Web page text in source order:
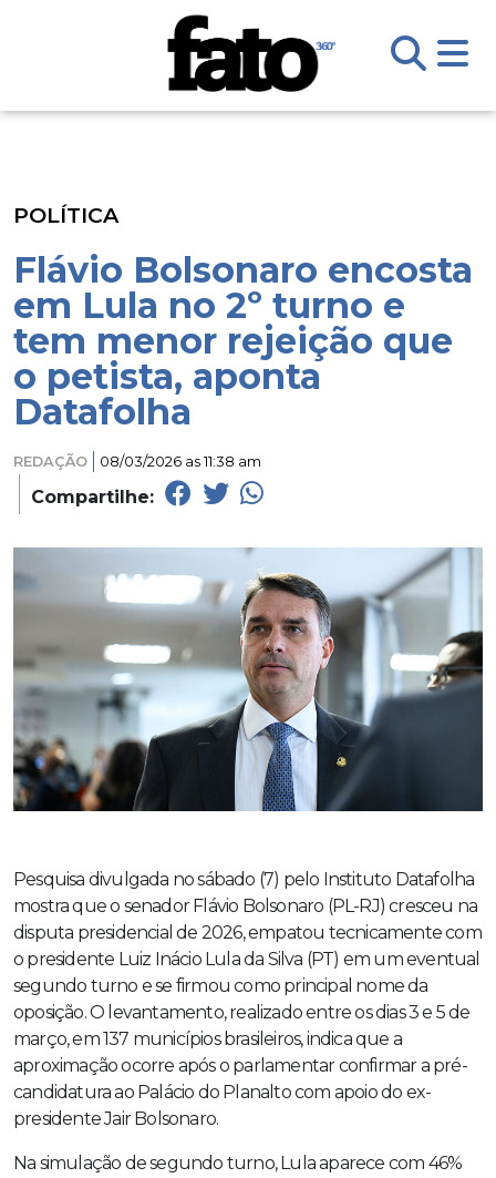
POLÍTICA
Flávio Bolsonaro encosta
em Lula no 2º turno e
tem menor rejeição que
o petista, aponta
Datafolha
REDAÇÃO 08/03/2026 as 11:38 am
Compartilhe:
Pesquisa divulgada no sábado (7) pelo Instituto Datafolha
mostra que o senador Flávio Bolsonaro (PL-RJ) cresceu na
disputa presidencial de 2026, empatou tecnicamente com
o presidente Luiz Inácio Lula da Silva (PT) em um eventual
segundo turno e se firmou como principal nome da
oposição. O levantamento, realizado entre os dias 3 e 5 de
março, em 137 municípios brasileiros, indica que a
aproximação ocorre após o parlamentar confirmar a pré-
candidatura ao Palácio do Planalto com apoio do ex-
presidente Jair Bolsonaro.
Na simulação de segundo turno, Lula aparece com 46%